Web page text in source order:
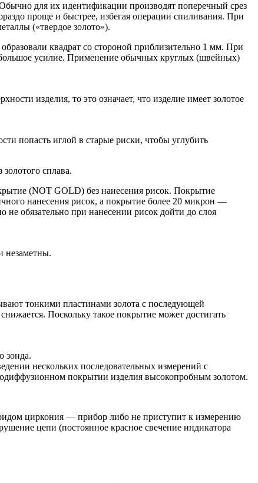
для их идентификации производят поперечный срез
проще и быстрее, избегая операции спиливания. При
(«твердое золото»).
квадрат со стороной приблизительно 1 мм. При
большое усилие. Применение обычных круглых (швейных)
изделия, то это означает, что изделие имеет золотое
попасть иглой в старые риски, чтобы углубить
сплава.
(NOT GOLD) без нанесения рисок. Покрытие
нанесения рисок, а покрытие более 20 микрон —
обязательно при нанесении рисок дойти до слоя
незаметны.
тонкими пластинами золота с последующей
Поскольку такое покрытие может достигать
зонда.
нескольких последовательных измерений с
покрытии изделия высокопробным золотом.
циркония — прибор либо не приступит к измерению
цепи (постоянное красное свечение индикатора